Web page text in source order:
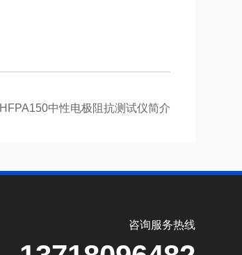
HFPA150中性电极阻抗测试仪简介
咨询服务热线